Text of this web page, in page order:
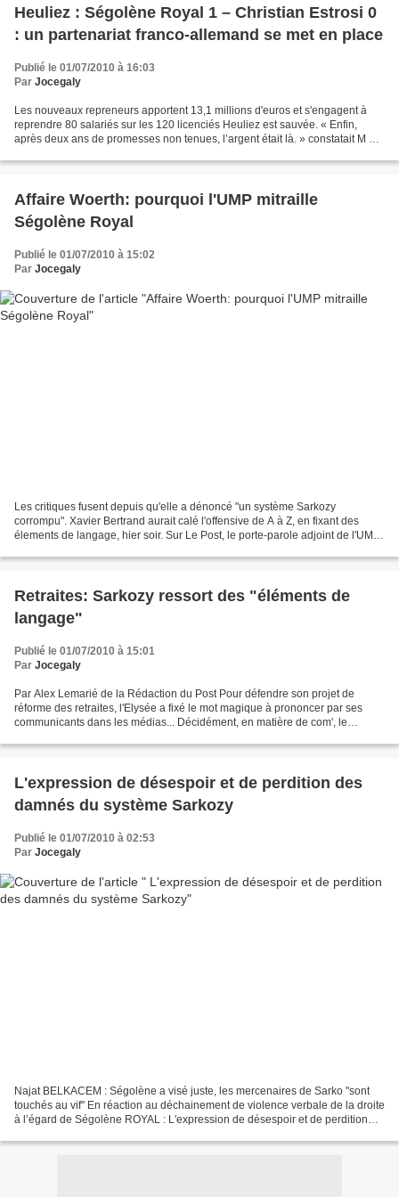
Heuliez : Ségolène Royal 1 – Christian Estrosi 0
: un partenariat franco-allemand se met en place
Publié le 01/07/2010 à 16:03
Par Jocegaly
Les nouveaux repreneurs apportent 13,1 millions d'euros et s'engagent à
reprendre 80 salariés sur les 120 licenciés Heuliez est sauvée. « Enfin,
après deux ans de promesses non tenues, l’argent était là. » constatait M e
Affaire Woerth: pourquoi l'UMP mitraille
Ségolène Royal
Publié le 01/07/2010 à 15:02
Par Jocegaly
Les critiques fusent depuis qu'elle a dénoncé "un système Sarkozy
corrompu". Xavier Bertrand aurait calé l'offensive de A à Z, en fixant des
élements de langage, hier soir. Sur Le Post, le porte-parole adjoint de l'UMP,
Retraites: Sarkozy ressort des "éléments de
langage"
Publié le 01/07/2010 à 15:01
Par Jocegaly
Par Alex Lemarié de la Rédaction du Post Pour défendre son projet de
réforme des retraites, l'Elysée a fixé le mot magique à prononcer par ses
communicants dans les médias... Décidément, en matière de com', le
L'expression de désespoir et de perdition des
damnés du système Sarkozy
Publié le 01/07/2010 à 02:53
Par Jocegaly
Najat BELKACEM : Ségolène a visé juste, les mercenaires de Sarko "sont
touchés au vif" En réaction au déchainement de violence verbale de la droite
à l’égard de Ségolène ROYAL : L'expression de désespoir et de perdition